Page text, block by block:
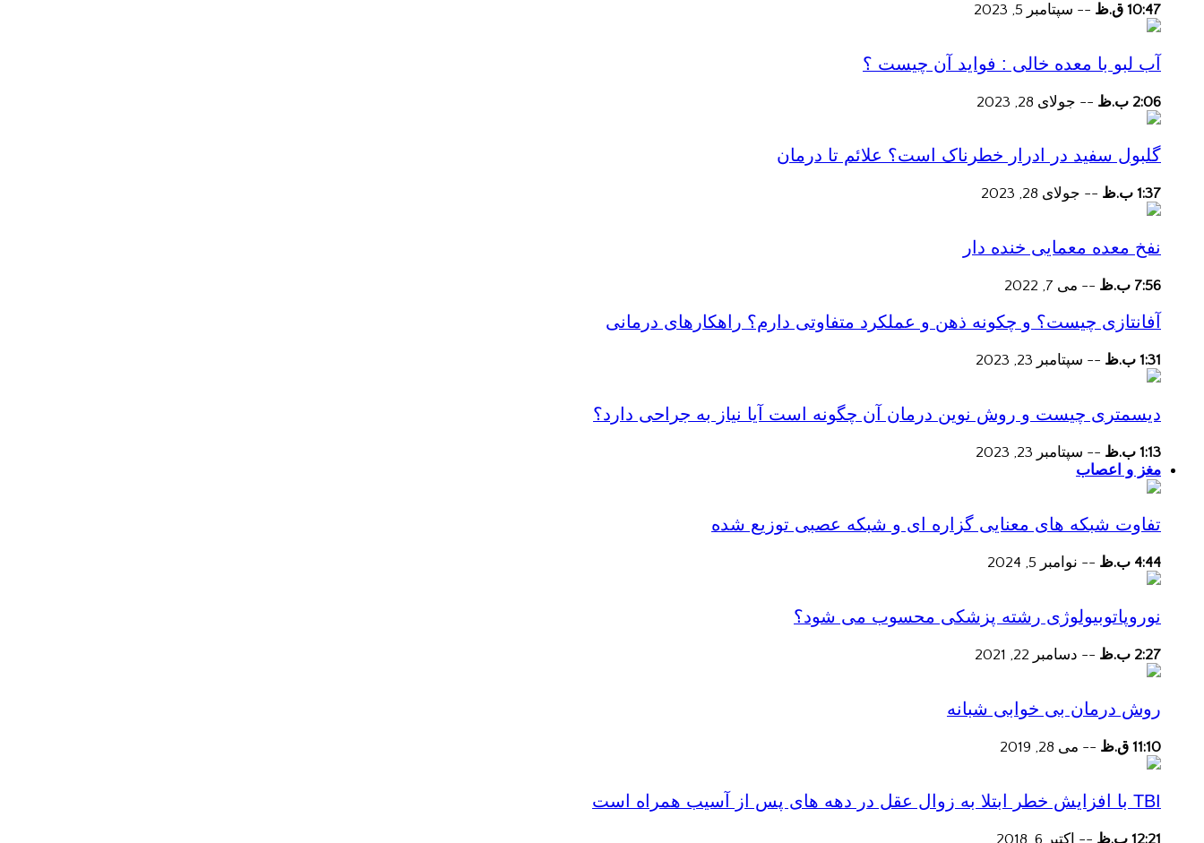
10:47 ق.ظ -- سپتامبر 5, 2023
آب لبو با معده خالی : فواید آن چیست ؟
2:06 ب.ظ -- جولای 28, 2023
گلبول سفید در ادرار خطرناک است؟ علائم تا درمان
1:37 ب.ظ -- جولای 28, 2023
نفخ معده معمایی خنده دار
7:56 ب.ظ -- می 7, 2022
آفانتازی چیست؟ و چکونه ذهن و عملکرد متفاوتی دارم؟ راهکارهای درمانی
1:31 ب.ظ -- سپتامبر 23, 2023
دیسمتری چیست و روش نوین درمان آن چگونه است آیا نیاز به جراحی دارد؟
1:13 ب.ظ -- سپتامبر 23, 2023
مغز و اعصاب
تفاوت شبکه های معنایی گزاره ای و شبکه عصبی توزیع شده
4:44 ب.ظ -- نوامبر 5, 2024
نوروپاتوبیولوژی رشته پزشکی محسوب می شود؟
2:27 ب.ظ -- دسامبر 22, 2021
روش درمان بی خوابی شبانه
11:10 ق.ظ -- می 28, 2019
TBI با افزایش خطر ابتلا به زوال عقل در دهه های پس از آسیب همراه است
12:21 ب.ظ -- اکتبر 6, 2018